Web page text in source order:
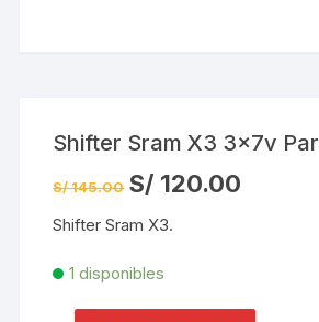
Shifter Sram X3 3x7v Par
S/145.00 El
precio
era:
S/ 120.00
Shifter Sram X3.
1 disponibles